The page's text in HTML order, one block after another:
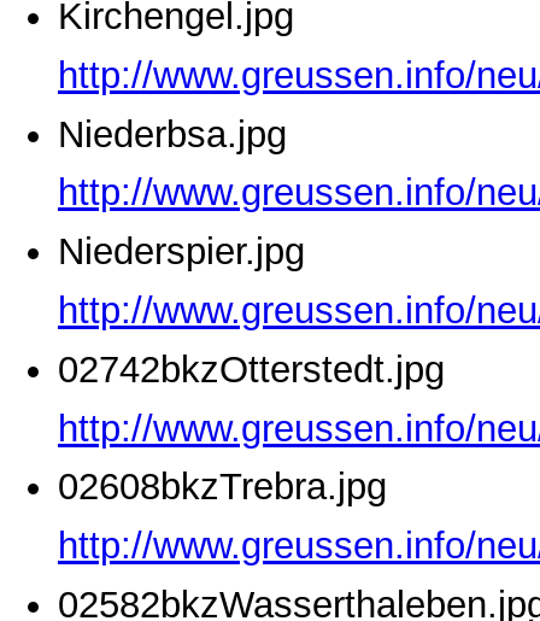
Kirchengel.jpg
http://www.greussen.info/
Niederbsa.jpg
http://www.greussen.info/
Niederspier.jpg
http://www.greussen.info/
02742bkzOtterstedt.jpg
http://www.greussen.info/
02608bkzTrebra.jpg
http://www.greussen.info/